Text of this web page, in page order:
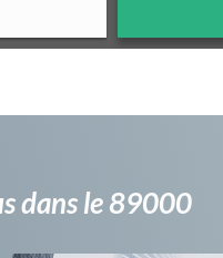
dans le 89000